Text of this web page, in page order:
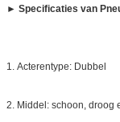
► Specificaties van
1. Acterentype: Dubbel
2. Middel: schoon, droog